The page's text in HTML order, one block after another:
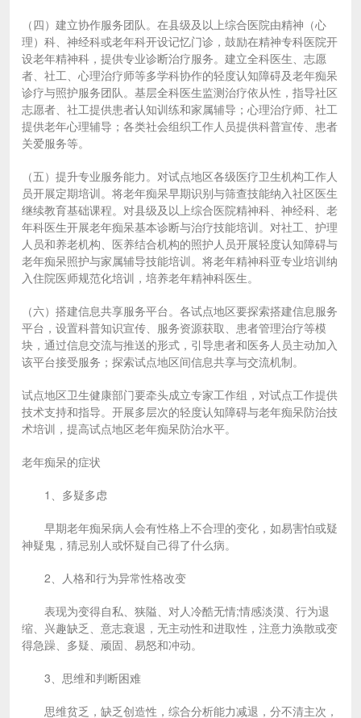
（四）建立协作服务团队。在县级及以上综合医院由精神（心
理）科、神经科或老年科开设记忆门诊，鼓励在精神专科医院开
设老年精神科，提供专业诊断治疗服务。建立全科医生、志愿
者、社工、心理治疗师等多学科协作的轻度认知障碍及老年痴呆
诊疗与照护服务团队。基层全科医生监测治疗依从性，指导社区
志愿者、社工提供患者认知训练和家属辅导；心理治疗师、社工
提供老年心理辅导；各类社会组织工作人员提供科普宣传、患者
关爱服务等。
（五）提升专业服务能力。对试点地区各级医疗卫生机构工作人
员开展定期培训。将老年痴呆早期识别与筛查技能纳入社区医生
继续教育基础课程。对县级及以上综合医院精神科、神经科、老
年科医生开展老年痴呆基本诊断与治疗技能培训。对社工、护理
人员和养老机构、医养结合机构的照护人员开展轻度认知障碍与
老年痴呆照护与家属辅导技能培训。将老年精神科亚专业培训纳
入住院医师规范化培训，培养老年精神科医生。
（六）搭建信息共享服务平台。各试点地区要探索搭建信息服务
平台，设置科普知识宣传、服务资源获取、患者管理治疗等模
块，通过信息交流与推送的形式，引导患者和医务人员主动加入
该平台接受服务；探索试点地区间信息共享与交流机制。
试点地区卫生健康部门要牵头成立专家工作组，对试点工作提供
技术支持和指导。开展多层次的轻度认知障碍与老年痴呆防治技
术培训，提高试点地区老年痴呆防治水平。
老年痴呆的症状
1、多疑多虑
早期老年痴呆病人会有性格上不合理的变化，如易害怕或疑
神疑鬼，猜忌别人或怀疑自己得了什么病。
2、人格和行为异常性格改变
表现为变得自私、狭隘、对人冷酷无情;情感淡漠、行为退
缩、兴趣缺乏、意志衰退，无主动性和进取性，注意力涣散或变
得急躁、多疑、顽固、易怒和冲动。
3、思维和判断困难
思维贫乏，缺乏创造性，综合分析能力减退，分不清主次，